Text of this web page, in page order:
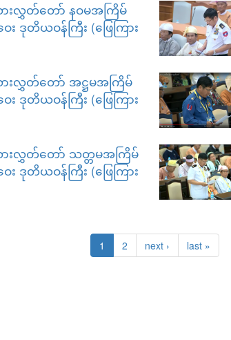
းလွှတ်တော် နဝမအကြိမ်
ဒုတိယဝန်ကြီး (ဖြေကြား
လွှတ်တော် အဋ္ဌမအကြိမ်
ဒုတိယဝန်ကြီး (ဖြေကြား
းလွှတ်တော် သတ္တမအကြိမ်
ဒုတိယဝန်ကြီး (ဖြေကြား
1 2 next › last »